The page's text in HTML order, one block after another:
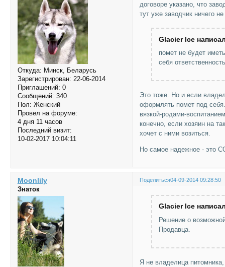
Откуда: Минск, Беларусь
Зарегистрирован: 22-06-2014
Приглашений: 0
Сообщений: 340
Пол: Женский
Провел на форуме:
4 дня 11 часов
Последний визит:
10-02-2017 10:04:11
договоре указано, что
тут уже заводчик ничего
Glacier Ice
помет не будет
себя
Это тоже. Но и если
оформлять помет под
вязкой-родами-
конечно, если хозяин на
хочет с ними возиться.
Но самое надежное - это
Поделиться04-09-2014 09:28:50
Moonlily
Знаток
Glacier Ice
Решение о
Продавца.
Я не владелица